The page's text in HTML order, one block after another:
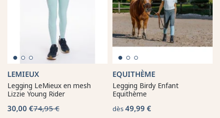
LEMIEUX
Legging LeMieux en mesh
Lizzie Young Rider
30,00 €74,95 €
EQUITHÈME
Legging Birdy Enfant
Equithème
dès 49,99 €